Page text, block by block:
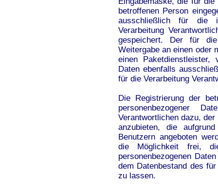
betroffenen Person
ausschließlich für die
Verarbeitung
gespeichert. Der für
Weitergabe an einen oder
einen Paketdienstleister,
Daten ebenfalls
für die Verarbeitung
Die Registrierung der
personenbezogener
Verantwortlichen dazu,
anzubieten, die
Benutzern angeboten
die Möglichkeit frei,
personenbezogenen
dem Datenbestand des
zu lassen.